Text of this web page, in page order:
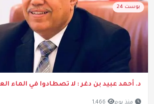
بوست 24
د. أحمد عبيد بن دغر : لا تصطادوا في الماء
منذ يوم 1,466